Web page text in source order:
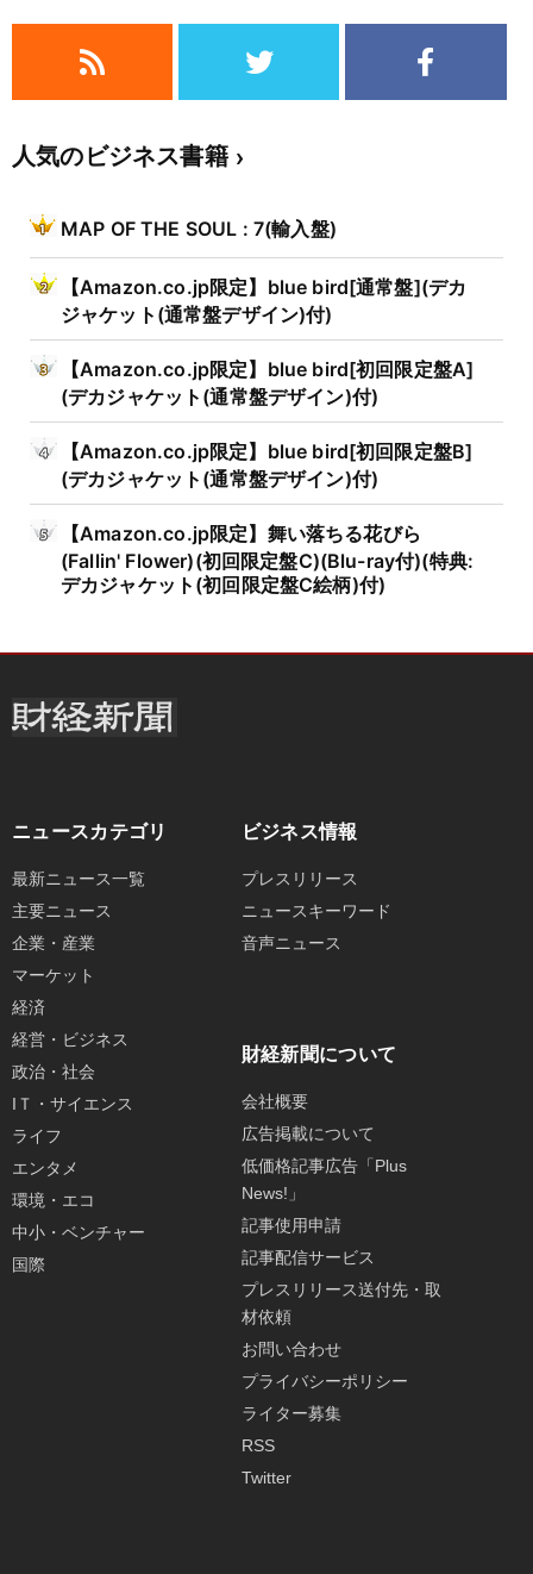
人気のビジネス書籍
MAP OF THE SOUL : 7(輸入盤)
【Amazon.co.jp限定】blue bird[通常盤](デカ
ジャケット(通常盤デザイン)付)
【Amazon.co.jp限定】blue bird[初回限定盤A]
(デカジャケット(通常盤デザイン)付)
【Amazon.co.jp限定】blue bird[初回限定盤B]
(デカジャケット(通常盤デザイン)付)
【Amazon.co.jp限定】舞い落ちる花びら
(Fallin' Flower)(初回限定盤C)(Blu-ray付)(特典:
デカジャケット(初回限定盤C絵柄)付)
ニュースカテゴリ
最新ニュース一覧
主要ニュース
企業・産業
マーケット
経済
経営・ビジネス
政治・社会
IＴ・サイエンス
ライフ
エンタメ
環境・エコ
中小・ベンチャー
国際
ビジネス情報
プレスリリース
ニュースキーワード
音声ニュース
財経新聞について
会社概要
広告掲載について
低価格記事広告「Plus
News!」
記事使用申請
記事配信サービス
プレスリリース送付先・取
材依頼
お問い合わせ
プライバシーポリシー
ライター募集
RSS
Twitter